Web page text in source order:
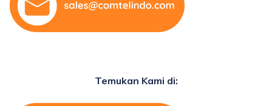
Temukan Kami di: